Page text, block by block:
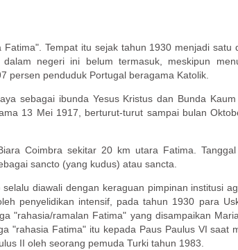
Tempat itu sejak tahun 1930 menjadi
negeri ini belum termasuk, meskipun
persen penduduk Portugal beragama Katolik.
sebagai ibunda Yesus Kristus dan Bunda
13 Mei 1917, berturut-turut sampai bulan
Coimbra sekitar 20 km utara Fatima.
sancto (yang kudus) atau sancta.
diawali dengan keraguan pimpinan institusi
penyelidikan intensif, pada tahun 1930 para
"rahasia/ramalan Fatima" yang disampaikan
"rahasia Fatima" itu kepada Paus Paulus VI saat
II oleh seorang pemuda Turki tahun 1983.